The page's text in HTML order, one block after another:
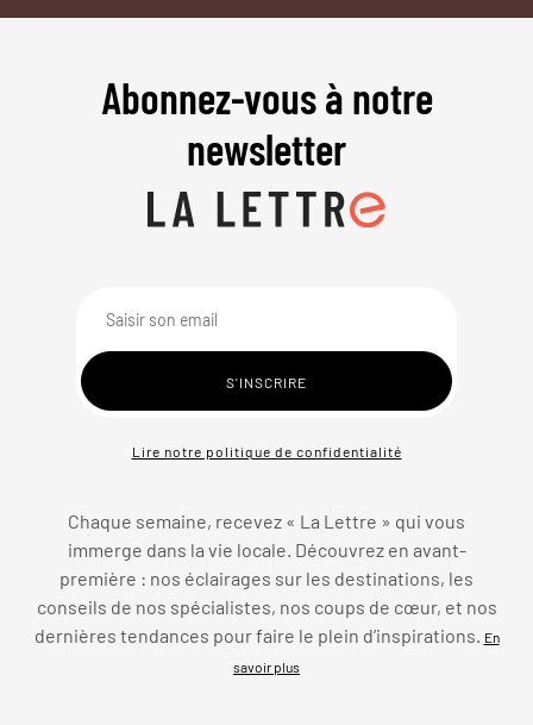
Abonnez-vous à notre
newsletter
Lire notre politique de confidentialité
Chaque semaine, recevez « La Lettre » qui vous
immerge dans la vie locale. Découvrez en avant-
première : nos éclairages sur les destinations, les
conseils de nos spécialistes, nos coups de cœur, et nos
dernières tendances pour faire le plein d’inspirations. En
savoir plus